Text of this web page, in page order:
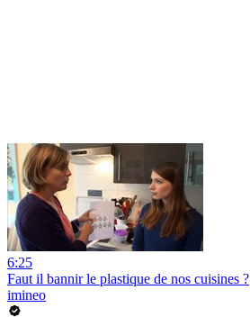
6:25
Faut il bannir le plastique de nos cuisines ?
imineo